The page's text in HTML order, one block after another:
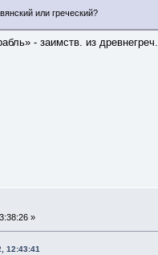
или греческий?
- заимств. из древнегреч.
»
12:43:41